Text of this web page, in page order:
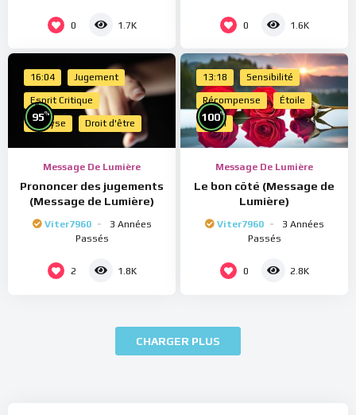
0 1.7K 0 1.6K
16:04 Jugement
Esprit Critique
Analyse Droit d'être
95%
Message De Lumière
Prononcer des jugements
(Message de Lumière)
Viter7960
3 Années
Passés
2 1.8K
13:18 Sensibilité
Récompense Étoile
Merci
100%
Message De Lumière
Le bon côté (Message de
Lumière)
Viter7960
3 Années
Passés
0 2.8K
CHARGER PLUS